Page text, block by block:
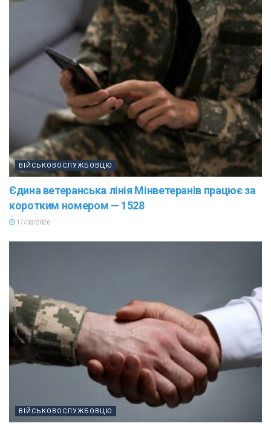
ВІЙСЬКОВОСЛУЖБОВЦЮ
Єдина ветеранська лінія Мінветеранів працює за
коротким номером — 1528
17/03/2026
ВІЙСЬКОВОСЛУЖБОВЦЮ